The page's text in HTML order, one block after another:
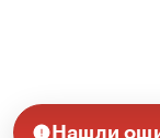
Нашли